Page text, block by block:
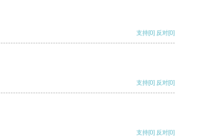
支持[0] 反对[0]
支持[0] 反对[0]
支持[0] 反对[0]